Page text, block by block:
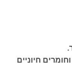
חיוניים